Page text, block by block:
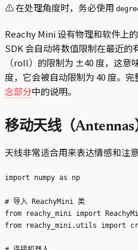
⚠️ 在处理角度时，务必使用
Reachy Mini 设有物理和软件上
SDK 会自动将数值限制在最近的
（roll）的限制为 ±40 度，这意
度，它会被自动限制为 40 度。
念部分中的说明。
移动天线（Antennas
天线非常适合用来表达情感和注意
import numpy as np
# 导入 ReachyMini 类
from reachy_mini import
from reachy_mini.utils import